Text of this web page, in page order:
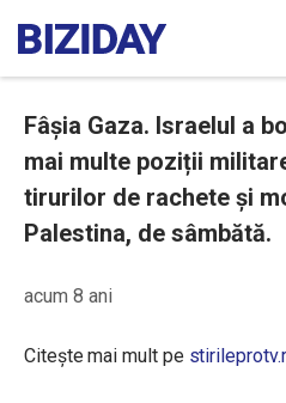
Fâșia Gaza. Israelul a
mai multe poziții
tirurilor de rachete și
Palestina, de sâmbătă.
acum 8 ani
Citește mai mult pe